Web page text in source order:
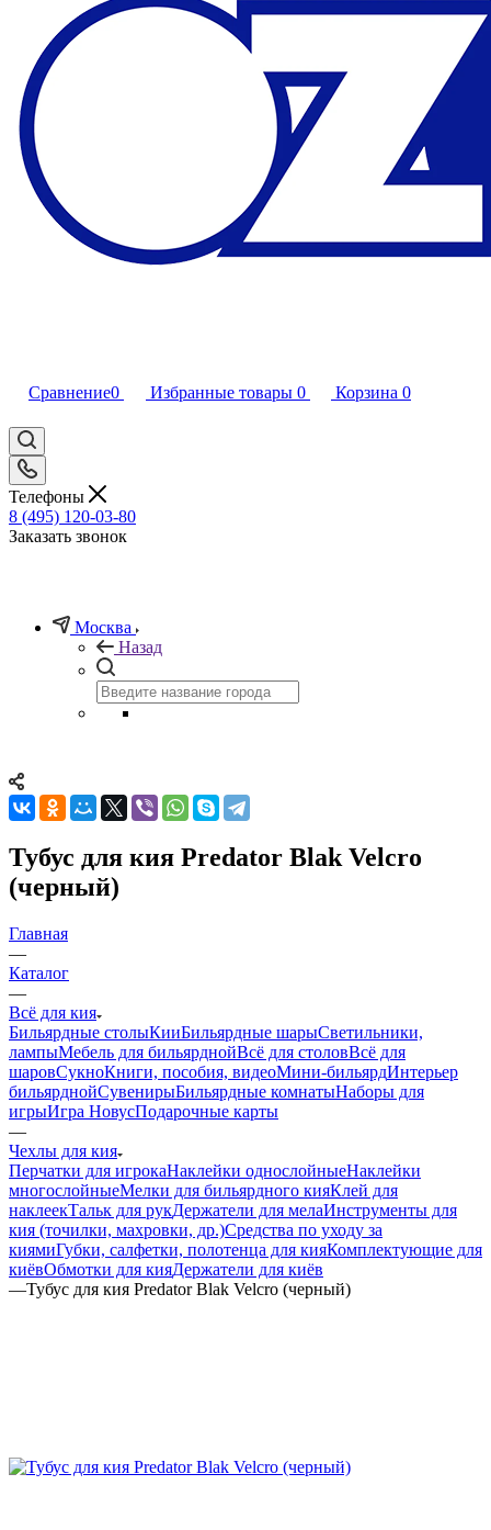
Сравнение0 Избранные товары 0 Корзина 0
Телефоны
8 (495) 120-03-80
Заказать звонок
Москва
Назад
Тубус для кия Predator Blak Velcro
(черный)
Главная
—
Каталог
—
Всё для кия
Бильярдные столыКииБильярдные шарыСветильники,
лампыМебель для бильярднойВсё для столовВсё для
шаровСукноКниги, пособия, видеоМини-бильярдИнтерьер
бильярднойСувенирыБильярдные комнатыНаборы для
игрыИгра НовусПодарочные карты
—
Чехлы для кия
Перчатки для игрокаНаклейки однослойныеНаклейки
многослойныеМелки для бильярдного кияКлей для
наклеекТальк для рукДержатели для мелаИнструменты для
кия (точилки, махровки, др.)Средства по уходу за
киямиГубки, салфетки, полотенца для кияКомплектующие для
киёвОбмотки для кияДержатели для киёв
—Тубус для кия Predator Blak Velcro (черный)